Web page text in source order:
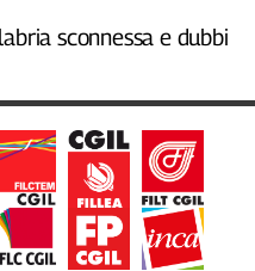
sconnessa e dubbi